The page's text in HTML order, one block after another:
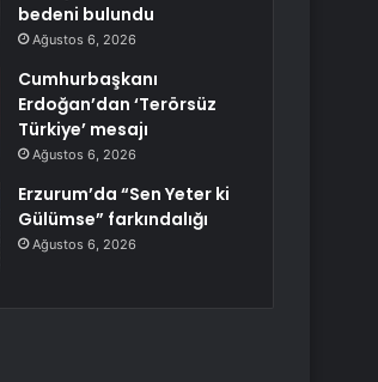
bedeni bulundu
Ağustos 6, 2026
Cumhurbaşkanı
Erdoğan’dan ‘Terörsüz
Türkiye’ mesajı
Ağustos 6, 2026
Erzurum’da “Sen Yeter ki
Gülümse” farkındalığı
Ağustos 6, 2026